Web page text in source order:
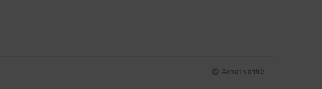
Achat vérifié